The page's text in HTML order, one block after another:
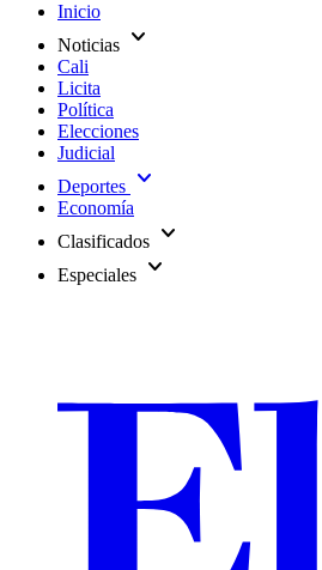
Inicio
Noticias expand_more
Cali
Licita
Política
Elecciones
Judicial
Deportes expand_more
Economía
Clasificados expand_more
Especiales expand_more